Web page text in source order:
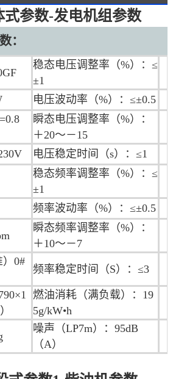
式参数-发电机组参数
：
稳态电压调整率（%）：≤
±1
电压波动率（%）：≤±0.5
瞬态电压调整率（%）：
＋20～－15
电压稳定时间（s）：≤1
稳态频率调整率（%）：≤
±1
频率波动率（%）：≤±0.5
瞬态频率调整率（%）：
＋10～－7
0#
频率稳定时间（S）：≤3
燃油消耗（满负载）：19
5g/kW•h
噪声（LP7m）：95dB
（A）